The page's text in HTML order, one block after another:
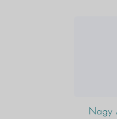
Nagy